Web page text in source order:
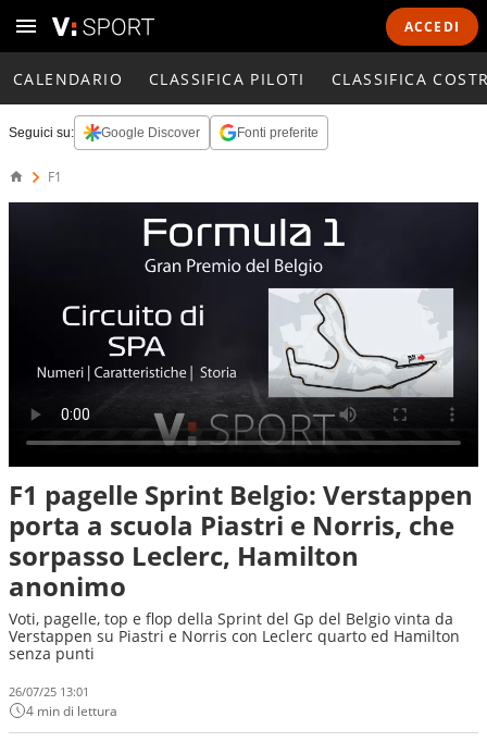
ACCEDI
CALENDARIO CLASSIFICA PILOTI CLASSIFICA
Seguici su: Google Discover Fonti preferite
F1
F1 pagelle Sprint Belgio: Verstappen
porta a scuola Piastri e Norris, che
sorpasso Leclerc, Hamilton
anonimo
Voti, pagelle, top e flop della Sprint del Gp del Belgio vinta da
Verstappen su Piastri e Norris con Leclerc quarto ed Hamilton
senza punti
26/07/25 13:01
4 min di lettura